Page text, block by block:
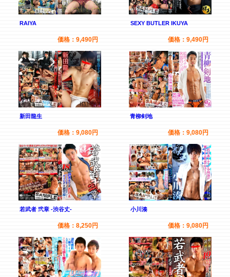
RAIYA
価格：9,490円
SEXY BUTLER IKUYA
価格：9,490円
新田龍生
価格：9,080円
青柳剣地
価格：9,080円
若武者 弐章 -渋谷丈-
価格：8,250円
小川湊
価格：9,080円